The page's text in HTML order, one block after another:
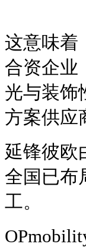
这意味着
合资企业
光与装饰
方案供应
延锋彼欧
全国已布
工。